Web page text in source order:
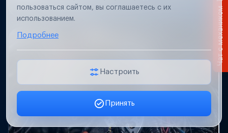
и сбросим их.
пользоваться сайтом, вы соглашаетесь с их
использованием.
Подробнее
Настроить
Принять
Чат с механиком